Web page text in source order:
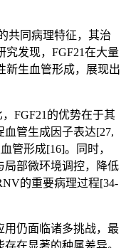
共同病理特征，其治
究发现，FGF21在大量
新生血管形成，展现出
FGF21的优势在于其
血管生成因子表达[27,
管形成[16]。同时，
局部微环境调控，降低
的重要病理过程[34-
用仍面临诸多挑战，最
在显著的种属差异。